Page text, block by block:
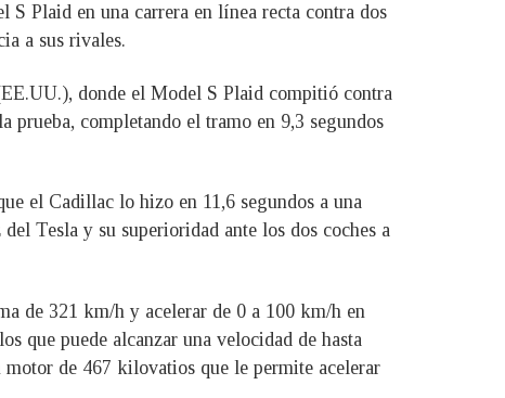
Plaid en una carrera en línea recta contra dos
a sus rivales.
donde el Model S Plaid compitió contra
completando el tramo en 9,3 segundos
el Cadillac lo hizo en 11,6 segundos a una
Tesla y su superioridad ante los dos coches a
de 321 km/h y acelerar de 0 a 100 km/h en
que puede alcanzar una velocidad de hasta
de 467 kilovatios que le permite acelerar